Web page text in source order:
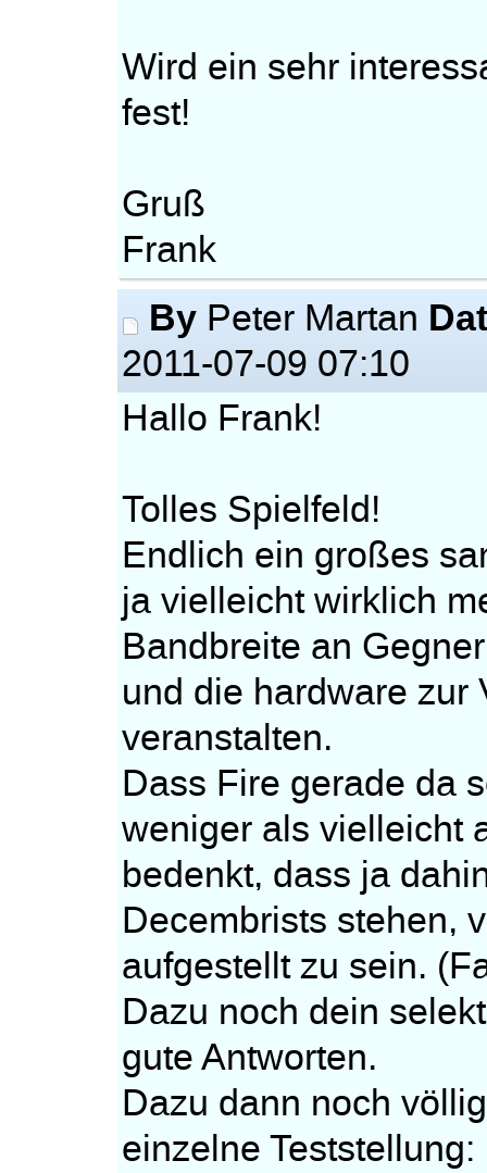
Wird ein sehr
fest!
Gruß
Frank
By Peter Martan
2011-07-09 07:10
Hallo Frank!
Tolles Spielfeld!
Endlich ein großes
ja vielleicht wirklich
Bandbreite an
und die hardware zur
veranstalten.
Dass Fire gerade da
weniger als vielleicht
bedenkt, dass ja
Decembrists stehen,
aufgestellt zu sein.
Dazu noch dein
gute Antworten.
Dazu dann noch
einzelne Teststellung: